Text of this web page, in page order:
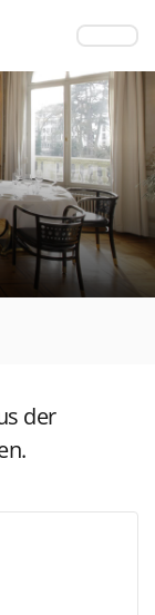
der